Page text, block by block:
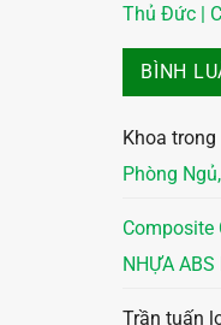
Thủ Đức |
BÌNH
Khoa trong
Phòng
Composite
NHỰA ABS
Trần tuấn